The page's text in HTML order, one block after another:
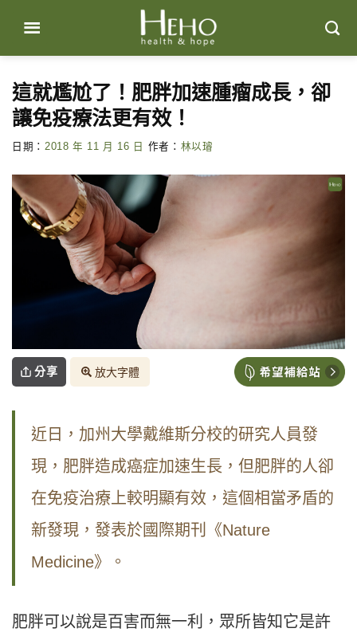
content
這就尷尬了！肥胖加速腫瘤成長，卻
讓免疫療法更有效！
日期： 2018 年 11 月 16 日 作者： 林以璿
分享 放大字體
近日，加州大學戴維斯分校的研究人員發
現，肥胖造成癌症加速生長，但肥胖的人卻
在免疫治療上較明顯有效，這個相當矛盾的
新發現，發表於國際期刊《Nature
Medicine》。
肥胖可以說是百害而無一利，眾所皆知它是許